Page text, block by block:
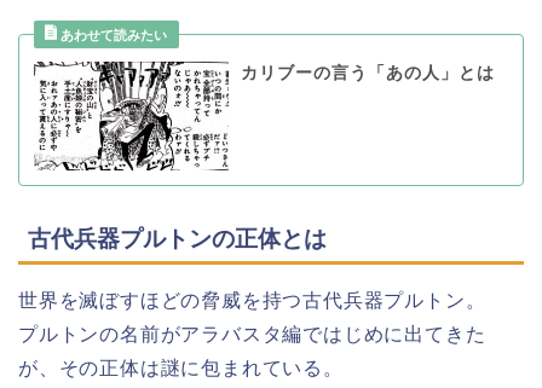
カリブーの言う「あの人」とは
古代兵器プルトンの正体とは
世界を滅ぼすほどの脅威を持つ古代兵器プルトン。
プルトンの名前がアラバスタ編ではじめに出てきた
が、その正体は謎に包まれている。